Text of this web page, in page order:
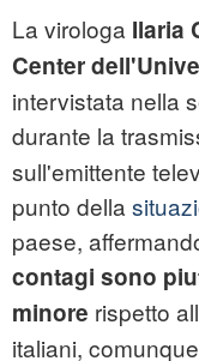
La virologa Ilaria
Center
intervistata nella
durante la
sull'emittente
punto della
paese,
contagi sono
minore rispetto
italiani,